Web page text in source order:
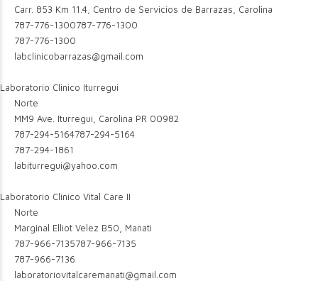
Carr. 853 Km 11.4, Centro de Servicios de Barrazas, Carolina
787-776-1300787-776-1300
787-776-1300
labclinicobarrazas@gmail.com
Laboratorio Clinico Iturregui
Norte
MM9 Ave. Iturregui, Carolina PR 00982
787-294-5164787-294-5164
787-294-1861
labiturregui@yahoo.com
Laboratorio Clinico Vital Care II
Norte
Marginal Elliot Velez B50, Manati
787-966-7135787-966-7135
787-966-7136
laboratoriovitalcaremanati@gmail.com